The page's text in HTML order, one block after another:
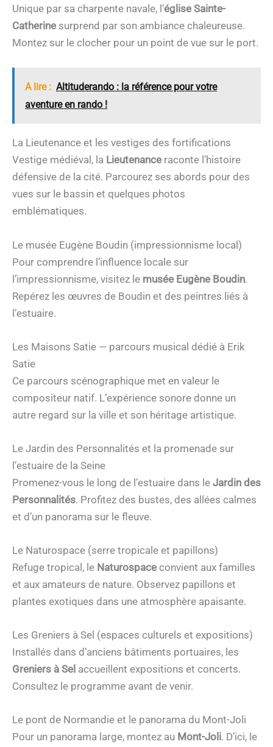
Unique par sa charpente navale, l’église Sainte-
Catherine surprend par son ambiance chaleureuse.
Montez sur le clocher pour un point de vue sur le port.
A lire : Altituderando : la référence pour votre
aventure en rando !
La Lieutenance et les vestiges des fortifications
Vestige médiéval, la Lieutenance raconte l’histoire
défensive de la cité. Parcourez ses abords pour des
vues sur le bassin et quelques photos
emblématiques.
Le musée Eugène Boudin (impressionnisme local)
Pour comprendre l’influence locale sur
l’impressionnisme, visitez le musée Eugène Boudin.
Repérez les œuvres de Boudin et des peintres liés à
l’estuaire.
Les Maisons Satie — parcours musical dédié à Erik
Satie
Ce parcours scénographique met en valeur le
compositeur natif. L’expérience sonore donne un
autre regard sur la ville et son héritage artistique.
Le Jardin des Personnalités et la promenade sur
l’estuaire de la Seine
Promenez-vous le long de l’estuaire dans le Jardin des
Personnalités. Profitez des bustes, des allées calmes
et d’un panorama sur le fleuve.
Le Naturospace (serre tropicale et papillons)
Refuge tropical, le Naturospace convient aux familles
et aux amateurs de nature. Observez papillons et
plantes exotiques dans une atmosphère apaisante.
Les Greniers à Sel (espaces culturels et expositions)
Installés dans d’anciens bâtiments portuaires, les
Greniers à Sel accueillent expositions et concerts.
Consultez le programme avant de venir.
Le pont de Normandie et le panorama du Mont-Joli
Pour un panorama large, montez au Mont-Joli. D’ici, le